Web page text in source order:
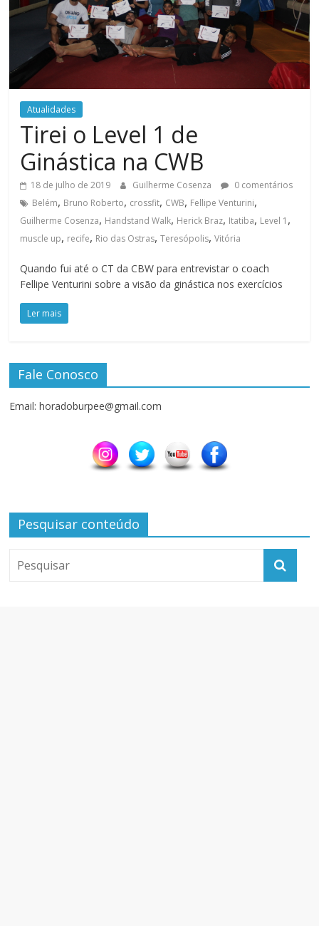
Atualidades
Tirei o Level 1 de
Ginástica na CWB
18 de julho de 2019 Guilherme Cosenza
0 comentários
Belém, Bruno Roberto, crossfit, CWB, Fellipe Venturini,
Guilherme Cosenza, Handstand Walk, Herick Braz, Itatiba, Level 1 ,
muscle up, recife, Rio das Ostras,Teresópolis,Vitória
Quando fui até o CT da CBW para entrevistar o coach
Fellipe Venturini sobre a visão da ginástica nos exercícios
Ler mais
Fale Conosco
Email: horadoburpee@gmail.com
Pesquisar conteúdo